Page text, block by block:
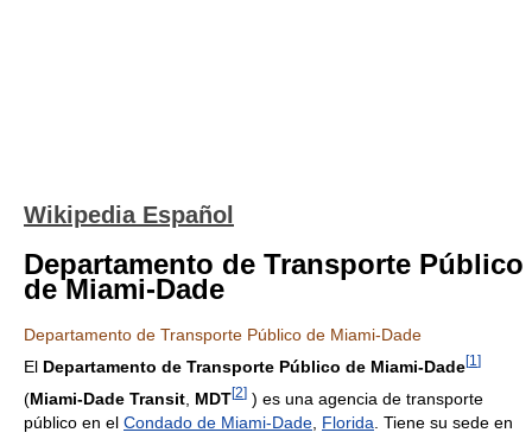
Wikipedia Español
Departamento de Transporte Público
de Miami-Dade
Departamento de Transporte Público de Miami-Dade
El Departamento de Transporte Público de Miami-Dade[1 ]
(Miami-Dade Transit MDT[2] ) es una agencia de transporte
público en el Condado de Miami-Dade, Florida. Tiene su sede en